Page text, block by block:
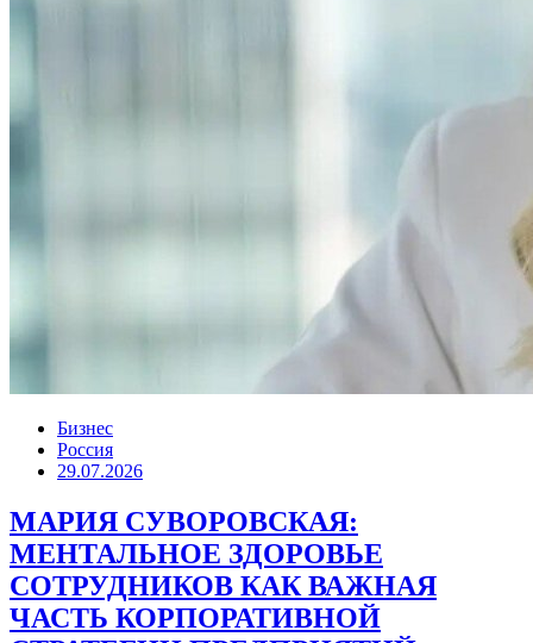
Бизнес
Россия
29.07.2026
МАРИЯ СУВОРОВСКАЯ:
МЕНТАЛЬНОЕ ЗДОРОВЬЕ
СОТРУДНИКОВ КАК ВАЖНАЯ
ЧАСТЬ КОРПОРАТИВНОЙ